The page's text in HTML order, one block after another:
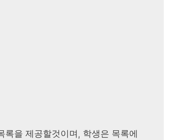
록을 제공할것이며, 학생은 목록에